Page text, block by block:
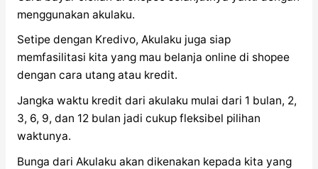
menggunakan akulaku.
Setipe dengan Kredivo, Akulaku juga siap
memfasilitasi kita yang mau belanja online di shopee
dengan cara utang atau kredit.
Jangka waktu kredit dari akulaku mulai dari 1 bulan, 2,
3, 6, 9, dan 12 bulan jadi cukup fleksibel pilihan
waktunya.
Bunga dari Akulaku akan dikenakan kepada kita yang